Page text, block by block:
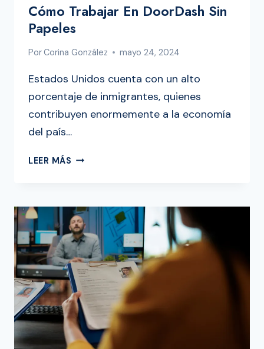
Cómo Trabajar En DoorDash Sin
Papeles
PorCorina González mayo 24, 2024
Estados Unidos cuenta con un alto
porcentaje de inmigrantes, quienes
contribuyen enormemente a la economía
del país…
LEER MÁS CÓMO
SIN
PAPELES